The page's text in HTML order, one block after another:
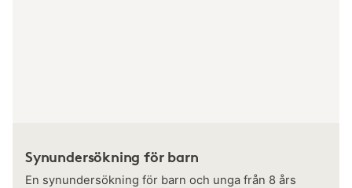
Synundersökning för barn
En synundersökning för barn och unga från 8 års